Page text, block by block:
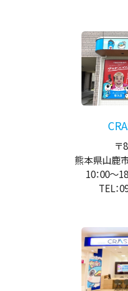
〒
熊本県山鹿
10：00～
TEL：